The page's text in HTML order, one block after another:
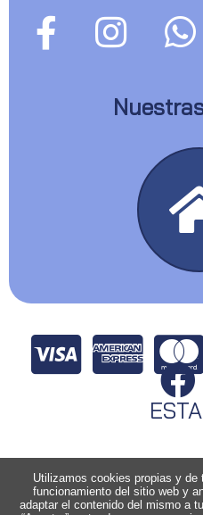
Utilizamos cookies propias y de
funcionamiento del sitio web y
adaptar el contenido del mismo a